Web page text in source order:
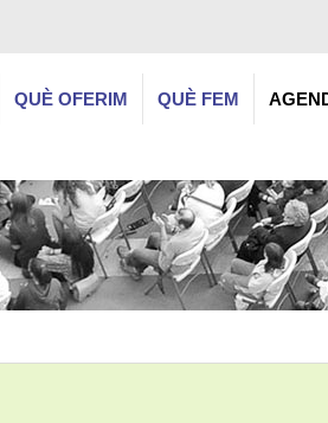
QUÈ OFERIM QUÈ FEM